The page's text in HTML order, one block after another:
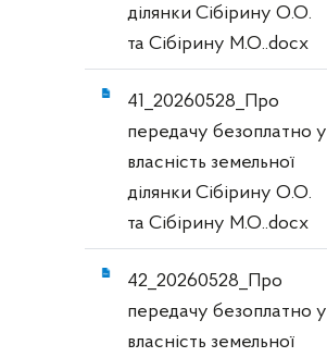
ділянки Сібірину О.О.
та Сібірину М.О..docx
41_20260528_Про
передачу безоплатно у
власність земельної
ділянки Сібірину О.О.
та Сібірину М.О..docx
42_20260528_Про
передачу безоплатно у
власність земельної